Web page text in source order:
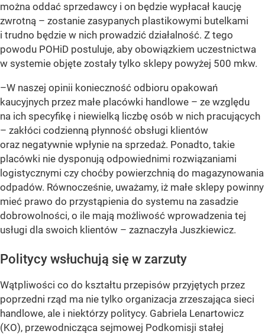
można oddać sprzedawcy i on będzie wypłacał kaucję
zwrotną – zostanie zasypanych plastikowymi butelkami
i trudno będzie w nich prowadzić działalność. Z tego
powodu POHiD postuluje, aby obowiązkiem uczestnictwa
w systemie objęte zostały tylko sklepy powyżej 500 mkw.
–W naszej opinii konieczność odbioru opakowań
kaucyjnych przez małe placówki handlowe – ze względu
na ich specyfikę i niewielką liczbę osób w nich pracujących
– zakłóci codzienną płynność obsługi klientów
oraz negatywnie wpłynie na sprzedaż. Ponadto, takie
placówki nie dysponują odpowiednimi rozwiązaniami
logistycznymi czy choćby powierzchnią do magazynowania
odpadów. Równocześnie, uważamy, iż małe sklepy powinny
mieć prawo do przystąpienia do systemu na zasadzie
dobrowolności, o ile mają możliwość wprowadzenia tej
usługi dla swoich klientów – zaznaczyła Juszkiewicz.
Politycy wsłuchują się w zarzuty
Wątpliwości co do kształtu przepisów przyjętych przez
poprzedni rząd ma nie tylko organizacja zrzeszająca sieci
handlowe, ale i niektórzy politycy. Gabriela Lenartowicz
(KO), przewodnicząca sejmowej Podkomisji stałej